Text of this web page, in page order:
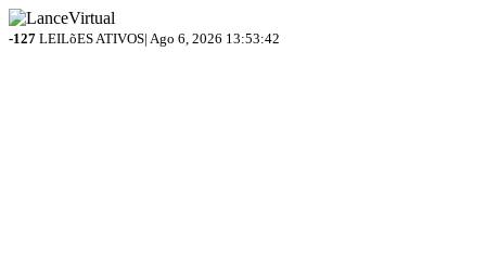
-127 LEILõES ATIVOS| Ago 6, 2026 13:53:42